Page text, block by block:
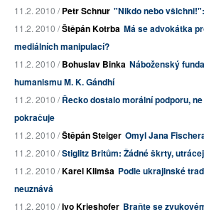
11.2. 2010 /Petr Schnur "Nikdo nebo
11.2. 2010 /Štěpán Kotrba Má se advokátka
mediálních manipulací?
11.2. 2010 /Bohuslav Binka Náboženský
humanismu M. K. Gándhí
11.2. 2010 /Řecko dostalo morální podporu,
pokračuje
11.2. 2010 /Štěpán Steiger Omyl Jana
11.2. 2010 /Stiglitz Britům: Žádné škrty,
11.2. 2010 /Karel Klimša Podle ukrajinské
neuznává
11.2. 2010 /Ivo Krieshofer Braňte se